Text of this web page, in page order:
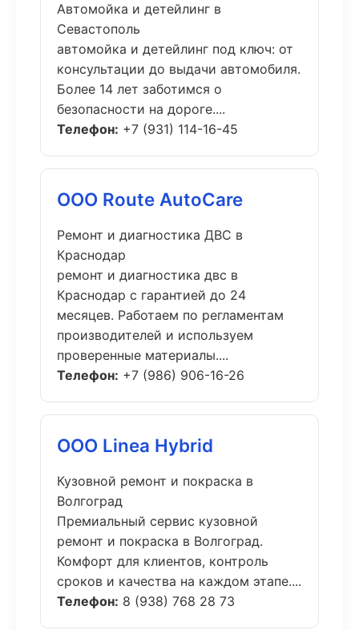
Автомойка и детейлинг в
Севастополь
автомойка и детейлинг под ключ: от
консультации до выдачи автомобиля.
Более 14 лет заботимся о
безопасности на дороге....
Телефон: +7 (931) 114-16-45
ООО Route AutoCare
Ремонт и диагностика ДВС в
Краснодар
ремонт и диагностика двс в
Краснодар с гарантией до 24
месяцев. Работаем по регламентам
производителей и используем
проверенные материалы....
Телефон: +7 (986) 906-16-26
ООО Linea Hybrid
Кузовной ремонт и покраска в
Волгоград
Премиальный сервис кузовной
ремонт и покраска в Волгоград.
Комфорт для клиентов, контроль
сроков и качества на каждом этапе....
Телефон: 8 (938) 768 28 73